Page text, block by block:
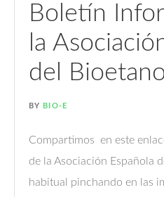
Boletín
la
del
BY BIO-E
Compartimos en este
de la Asociación Española
habitual pinchando en las